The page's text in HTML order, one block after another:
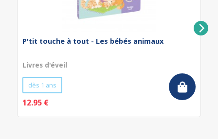
P'tit touche à tout - Les bébés animaux
Livres d'éveil
dès 1 ans
12.95 €